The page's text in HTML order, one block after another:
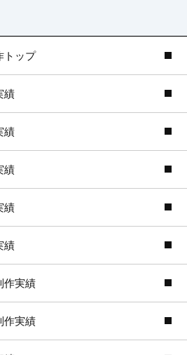
トップ
績
績
績
績
績
作実績
作実績